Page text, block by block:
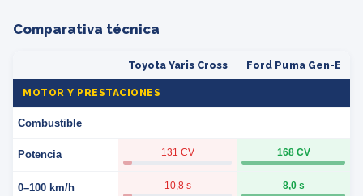
Comparativa técnica
Toyota Yaris Cross Ford Puma Gen-E
MOTOR Y PRESTACIONES
Combustible — —
Potencia 131 CV 168 CV
0–100 km/h 10,8 s 8,0 s